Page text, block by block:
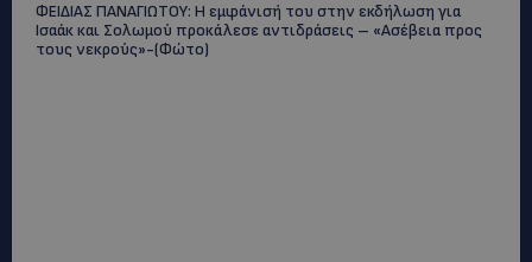
ΦΕΙΔΙΑΣ ΠΑΝΑΓΙΩΤΟΥ: Η εμφάνισή του στην εκδήλωση για
Ισαάκ και Σολωμού προκάλεσε αντιδράσεις – «Ασέβεια προς
τους νεκρούς»-(Φώτο)